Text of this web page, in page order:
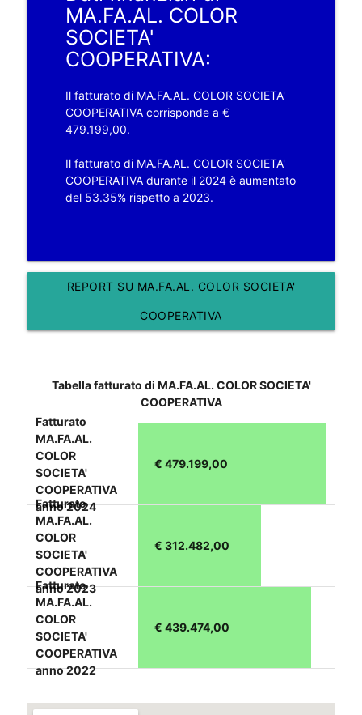
MA.FA.AL. COLOR
SOCIETA'
COOPERATIVA:
Il fatturato di MA.FA.AL. COLOR SOCIETA'
COOPERATIVA corrisponde a €
479.199,00.
Il fatturato di MA.FA.AL. COLOR SOCIETA'
COOPERATIVA durante il 2024 è aumentato
del 53.35% rispetto a 2023.
REPORT SU MA.FA.AL. COLOR SOCIETA'
COOPERATIVA
Tabella fatturato di MA.FA.AL. COLOR SOCIETA'
COOPERATIVA
Fatturato
MA.FA.AL.
COLOR
SOCIETA'
COOPERATIVA
anno 2024
€ 479.199,00
Fatturato
MA.FA.AL.
COLOR
SOCIETA'
COOPERATIVA
anno 2023
€ 312.482,00
Fatturato
MA.FA.AL.
COLOR
SOCIETA'
COOPERATIVA
anno 2022
€ 439.474,00